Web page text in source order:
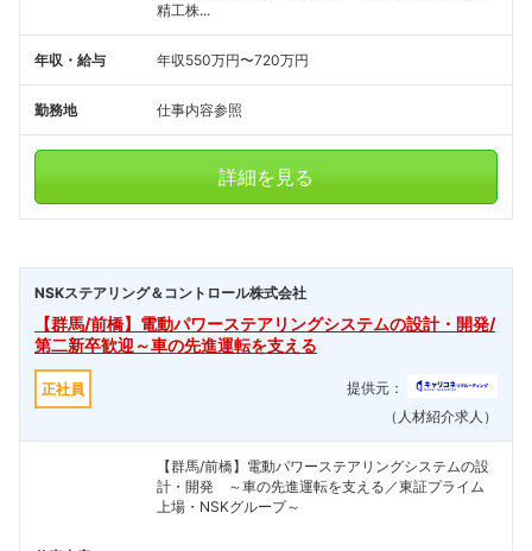
精工株...
年収・給与 年収550万円〜720万円
勤務地 仕事内容参照
詳細を見る
NSKステアリング＆コントロール株式会社
【群馬/前橋】電動パワーステアリングシステムの設計・開発/
第二新卒歓迎～車の先進運転を支える
正社員
提供元：
（人材紹介求人）
【群馬/前橋】電動パワーステアリングシステムの設
計・開発 ～車の先進運転を支える／東証プライム
上場・NSKグループ～